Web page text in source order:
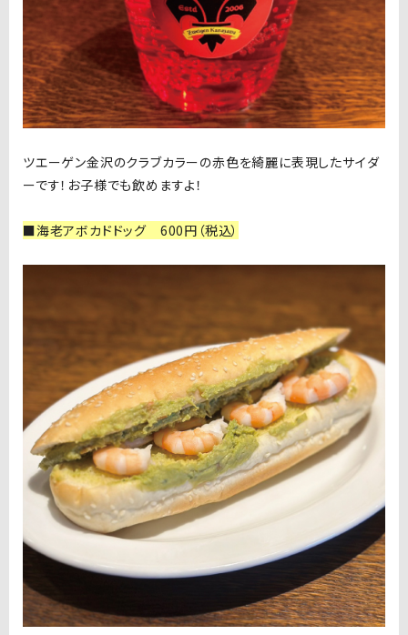
ツエーゲン金沢のクラブカラーの赤色を綺麗に表現したサイダ
ーです！お子様でも飲めますよ！
■海老アボカドドッグ 600円（税込）